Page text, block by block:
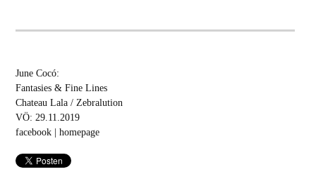
June Cocó:
Fantasies & Fine Lines
Chateau Lala / Zebralution
VÖ: 29.11.2019
facebook| homepage